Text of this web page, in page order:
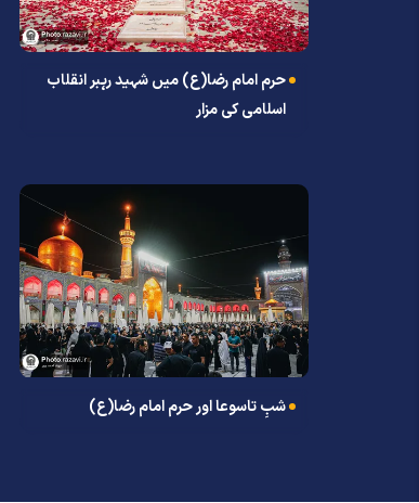
حرم امام رضا(ع) میں شہید رہبر انقلاب
اسلامی کی مزار
شبِ تاسوعا اور حرم امام رضا(ع)